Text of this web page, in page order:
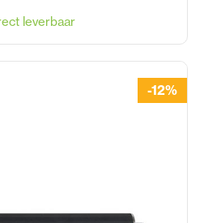
leverbaar
-12%